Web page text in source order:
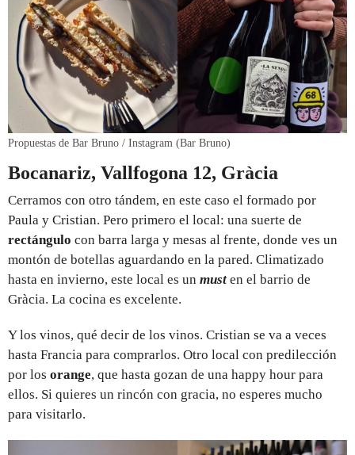
Propuestas de Bar Bruno / Instagram (Bar Bruno)
Bocanariz, Vallfogona 12, Gràcia
Cerramos con otro tándem, en este caso el formado por
Paula y Cristian. Pero primero el local: una suerte de
rectángulo con barra larga y mesas al frente, donde ves un
montón de botellas aguardando en la pared. Climatizado
hasta en invierno, este local es un must en el barrio de
Gràcia. La cocina es excelente.
Y los vinos, qué decir de los vinos. Cristian se va a veces
hasta Francia para comprarlos. Otro local con predilección
por los orange, que hasta gozan de una happy hour para
ellos. Si quieres un rincón con gracia, no esperes mucho
para visitarlo.